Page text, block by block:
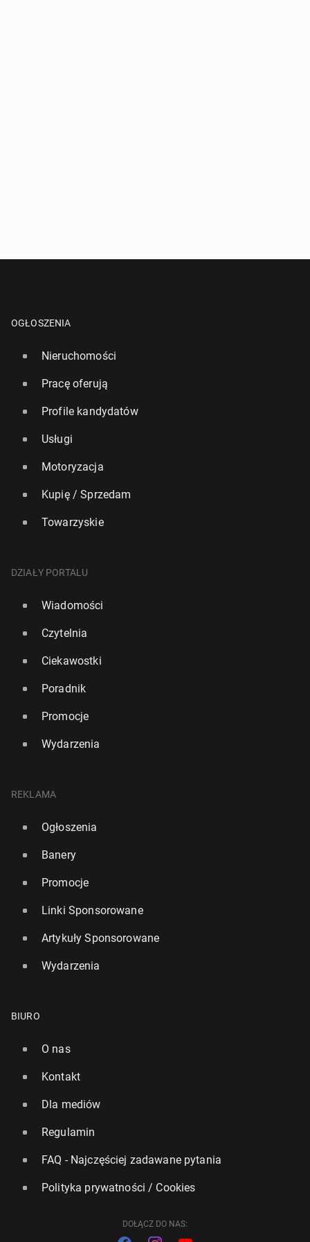
z całego świata
5 kwietnia 2025, 10:30
OGŁOSZENIA
Nieruchomości
Pracę oferują
Profile kandydatów
Usługi
Motoryzacja
Kupię / Sprzedam
Towarzyskie
DZIAŁY PORTALU
Wiadomości
Czytelnia
Ciekawostki
Poradnik
Promocje
Wydarzenia
REKLAMA
Ogłoszenia
Banery
Promocje
Linki Sponsorowane
Artykuły Sponsorowane
Wydarzenia
BIURO
O nas
Kontakt
Dla mediów
Regulamin
FAQ - Najczęściej zadawane pytania
Polityka prywatności / Cookies
DOŁĄCZ DO NAS: